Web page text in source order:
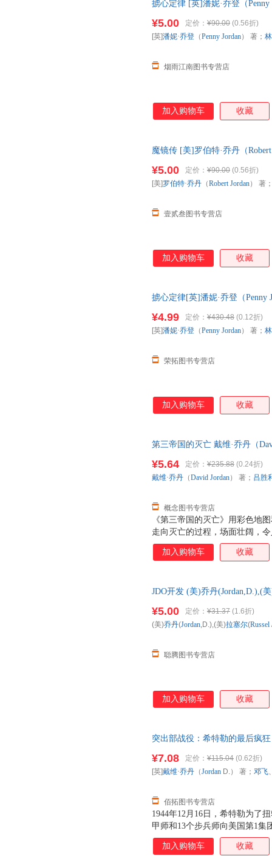
掳心定律 [英]潘妮·乔登（
¥5.00 定价： ¥90.00 (0.56折)
烟雨江南图书专营店
[英]潘妮·乔登 （Penny Jordan） 著；
加入购物车 收藏
魔镜传 [美]罗伯特·乔丹（
¥5.00 定价： ¥90.00 (0.56折)
壹贰叁图书专营店
[美]罗伯特·乔丹 （Robert Jordan） 著
加入购物车 收藏
掳心定律[英]潘妮·乔登（Penny
¥4.99 定价： ¥430.48 (0.12折)
荣拓图书专营店
[英]潘妮·乔登 （Penny Jordan） 著；
加入购物车 收藏
第三帝国的灭亡 戴维·乔丹（
《第三帝国的灭亡》用彩色地
走向灭亡的过程，场面壮阔，
非和苏联战场的接连失利，预
展。美国的参战进一步加强了
说1942年的战事是一个决定性
国”彻底消亡。
¥5.64 定价： ¥235.88 (0.24折)
概念图书专营店
戴维·乔丹 （David Jordan） 著； 吕胜
加入购物车 收藏
JDO开发 (美)乔丹(Jordan,D.),(
¥5.00 定价： ¥31.37 (1.6折)
聪腾图书专营店
(美)乔丹(Jordan,D.),(美)拉塞尔(Russel
加入购物车 收藏
突出部战役：希特勒的最后疯
1944年12月16日，希特勒为了
甲师和13个步兵师向美国第1集
斗持续了6个星期，在寒风刺骨
与了这场大规模的地面战……
¥7.08 定价： ¥115.04 (0.62折)
佰拓图书专营店
[英]戴维·乔丹 （Jordan D.） 著； 邓飞
加入购物车 收藏